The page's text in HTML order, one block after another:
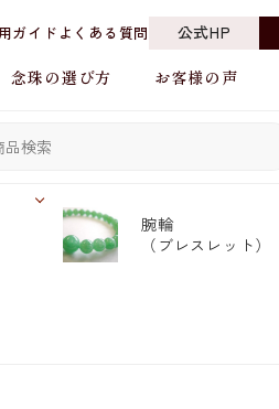
ガイド よくある質問 公式HP
念珠の選び方 お客様の声
腕輪
（ブレスレット）